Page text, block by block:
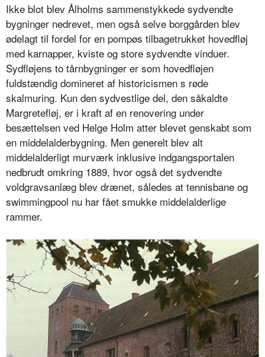
Ikke blot blev Ålholms sammenstykkede sydvendte
bygninger nedrevet, men også selve borggården blev
ødelagt til fordel for en pompøs tilbagetrukket hovedfløj
med karnapper, kviste og store sydvendte vinduer.
Sydfløjens to tårnbygninger er som hovedfløjen
fuldstændig domineret af historicismen s røde
skalmuring. Kun den sydvestlige del, den såkaldte
Margretefløj, er i kraft af en renovering under
besættelsen ved Helge Holm atter blevet genskabt som
en middelalderbygning. Men generelt blev alt
middelalderligt murværk inklusive indgangsportalen
nedbrudt omkring 1889, hvor også det sydvendte
voldgravsanlæg blev drænet, således at tennisbane og
swimmingpool nu har fået smukke middelalderlige
rammer.